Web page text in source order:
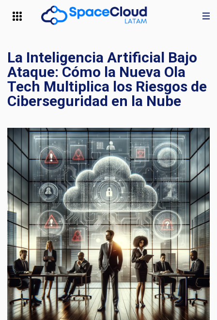
La Inteligencia Artificial Bajo
Ataque: Cómo la Nueva Ola
Tech Multiplica los Riesgos de
Ciberseguridad en la Nube